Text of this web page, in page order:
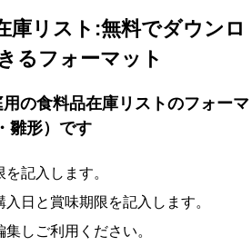
庫リスト:無料でダウンロ
るフォーマット
の食料品在庫リストのフォーマ
雛形）です
記入します。
日と賞味期限を記入します。
しご利用ください。